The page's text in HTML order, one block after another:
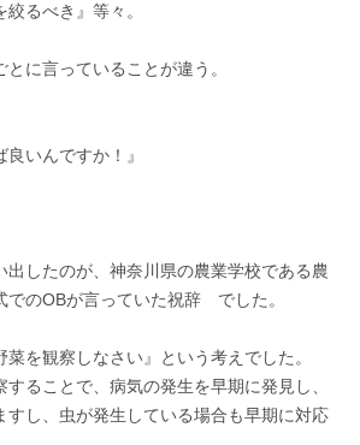
るべき』等々。
に言っていることが違う。
良いんですか！』
出したのが、神奈川県の農業学校である農
のOBが言っていた祝辞　でした。
菜を観察しなさい』という考えでした。
ることで、病気の発生を早期に発見し、
すし、虫が発生している場合も早期に対応